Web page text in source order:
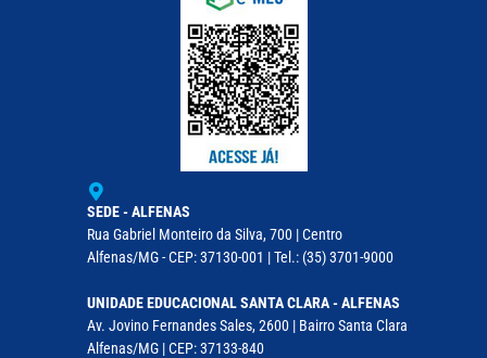
SEDE - ALFENAS
Rua Gabriel Monteiro da Silva, 700 | Centro
Alfenas/MG - CEP: 37130-001 | Tel.: (35) 3701-9000
UNIDADE EDUCACIONAL SANTA CLARA - ALFENAS
Av. Jovino Fernandes Sales, 2600 | Bairro Santa Clara
Alfenas/MG | CEP: 37133-840